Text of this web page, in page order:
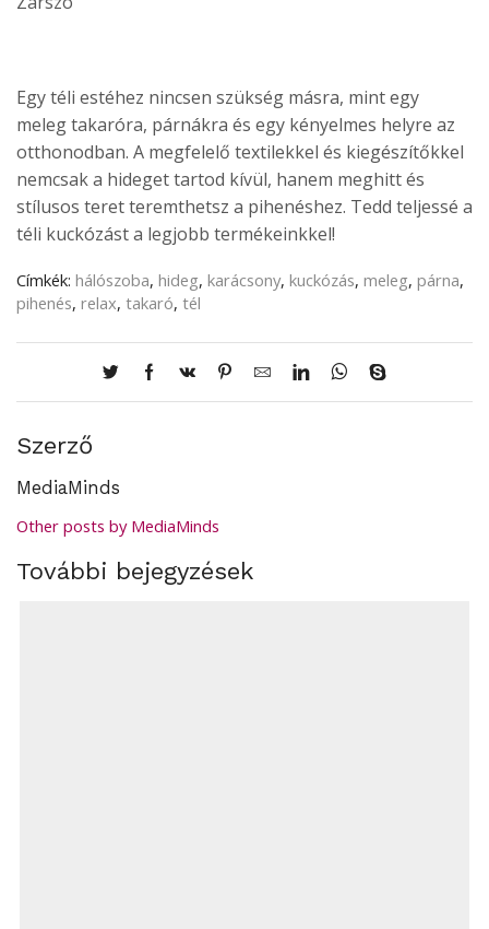
Egy téli estéhez nincsen szükség másra, mint egy
meleg takaróra, párnákra és egy kényelmes helyre az
otthonodban. A megfelelő textilekkel és kiegészítőkkel
nemcsak a hideget tartod kívül, hanem meghitt és
stílusos teret teremthetsz a pihenéshez. Tedd teljessé a
téli kuckózást a legjobb termékeinkkel!
Címkék: hálószoba, hideg, karácsony, kuckózás, meleg, párna,
pihenés, relax, takaró, tél
Szerző
MediaMinds
Other posts by MediaMinds
További bejegyzések